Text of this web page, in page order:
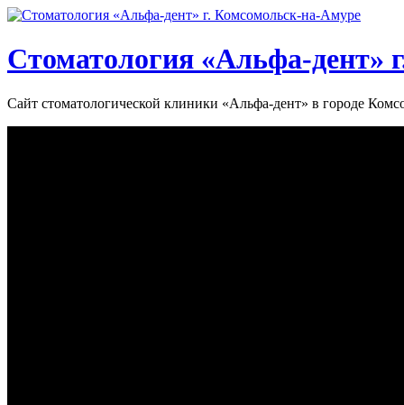
Стоматология «‎Альфа-дент»‎
Сайт стоматологической клиники «‎Альфа-дент» в городе